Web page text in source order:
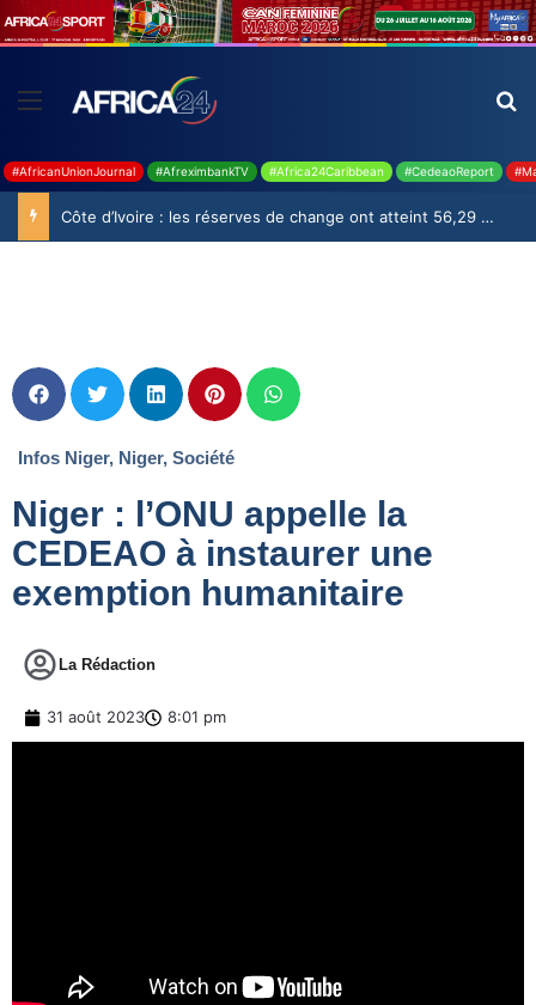
#AfricanUnionJournal #AfreximbankTV #Africa24Caribbean #CedeaoReport
Côte d’Ivoire : les réserves de change ont atteint 56,29 milliards USD en juillet
Infos Niger, Niger, Société
Niger : l’ONU appelle la
CEDEAO à instaurer une
exemption humanitaire
La Rédaction
31 août 2023 8:01 pm